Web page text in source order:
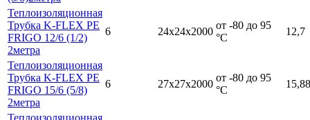
Теплоизоляционная
Трубка K-FLEX PE
FRIGO 12/6 (1/2)
2метра
6 24х24х2000
от -80 до 95
°С
12,7
Теплоизоляционная
Трубка K-FLEX PE
FRIGO 15/6 (5/8)
2метра
6 27х27х2000
от -80 до 95
°С
15,88
Теплоизоляционная